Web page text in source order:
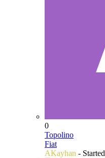
0
Topolino
Fiat
AKayhan - Started